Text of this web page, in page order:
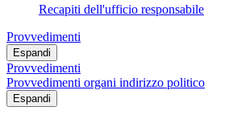
Recapiti dell'ufficio responsabile
Provvedimenti
Espandi
Provvedimenti
Provvedimenti organi indirizzo politico
Espandi